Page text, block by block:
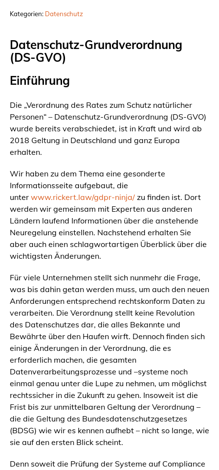
Kategorien: Datenschutz
Datenschutz-Grundverordnung
(DS-GVO)
Einführung
Die „Verordnung des Rates zum Schutz natürlicher
Personen“ – Datenschutz-Grundverordnung (DS-GVO)
wurde bereits verabschiedet, ist in Kraft und wird ab
2018 Geltung in Deutschland und ganz Europa
erhalten.
Wir haben zu dem Thema eine gesonderte
Informationsseite aufgebaut, die
unter www.rickert.law/gdpr-ninja/ zu finden ist. Dort
werden wir gemeinsam mit Experten aus anderen
Ländern laufend Informationen über die anstehende
Neuregelung einstellen. Nachstehend erhalten Sie
aber auch einen schlagwortartigen Überblick über die
wichtigsten Änderungen.
Für viele Unternehmen stellt sich nunmehr die Frage,
was bis dahin getan werden muss, um auch den neuen
Anforderungen entsprechend rechtskonform Daten zu
verarbeiten. Die Verordnung stellt keine Revolution
des Datenschutzes dar, die alles Bekannte und
Bewährte über den Haufen wirft. Dennoch finden sich
einige Änderungen in der Verordnung, die es
erforderlich machen, die gesamten
Datenverarbeitungsprozesse und –systeme noch
einmal genau unter die Lupe zu nehmen, um möglichst
rechtssicher in die Zukunft zu gehen. Insoweit ist die
Frist bis zur unmittelbaren Geltung der Verordnung –
die die Geltung des Bundesdatenschutzgesetzes
(BDSG) wie wir es kennen aufhebt – nicht so lange, wie
sie auf den ersten Blick scheint.
Denn soweit die Prüfung der Systeme auf Compliance